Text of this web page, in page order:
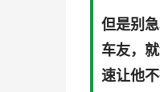
但是别
车友，
速让他